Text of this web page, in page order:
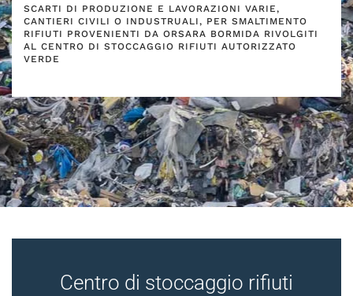
SCARTI DI PRODUZIONE E LAVORAZIONI VARIE,
CANTIERI CIVILI O INDUSTRUALI, PER SMALTIMENTO
RIFIUTI PROVENIENTI DA ORSARA BORMIDA RIVOLGITI
AL CENTRO DI STOCCAGGIO RIFIUTI AUTORIZZATO
VERDE
Centro di stoccaggio rifiuti